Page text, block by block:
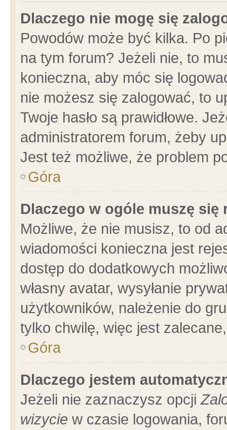
Dlaczego nie mogę się
Powodów może być kilka. Po
na tym forum? Jeżeli nie, to
konieczna, aby móc się
nie możesz się zalogować, to
Twoje hasło są prawidłowe.
administratorem forum, żeby
Jest też możliwe, że problem
Góra
Dlaczego w ogóle muszę się
Możliwe, że nie musisz, to od
wiadomości konieczna jest
dostęp do dodatkowych
własny avatar, wysyłanie
użytkowników, należenie do
tylko chwilę, więc jest
Góra
Dlaczego jestem
Jeżeli nie zaznaczysz opcji
wizycie w czasie logowania,